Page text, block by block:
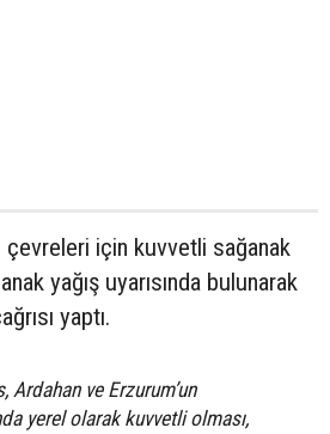
için kuvvetli sağanak
yağış uyarısında bulunarak
yaptı.
Ardahan ve Erzurum’un
yerel olarak kuvvetli olması,